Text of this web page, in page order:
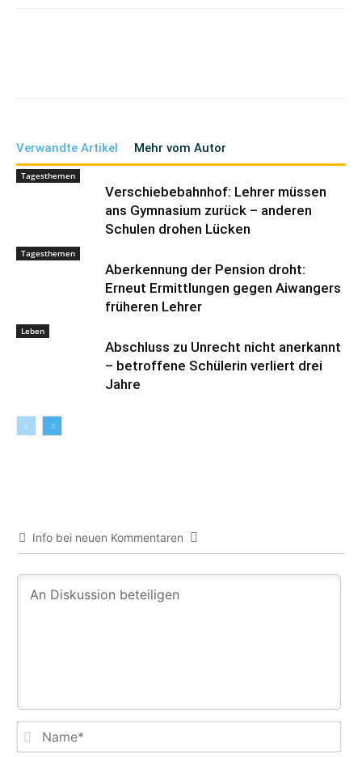
Verwandte Artikel Mehr vom Autor
Tagesthemen
Verschiebebahnhof: Lehrer müssen
ans Gymnasium zurück – anderen
Schulen drohen Lücken
Tagesthemen
Aberkennung der Pension droht:
Erneut Ermittlungen gegen Aiwangers
früheren Lehrer
Leben
Abschluss zu Unrecht nicht anerkannt
– betroffene Schülerin verliert drei
Jahre
Info bei neuen Kommentaren